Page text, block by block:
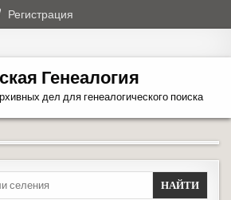
Генеалогия
дел для генеалогического поиска
Регистрация